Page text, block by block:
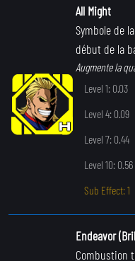
All Might
Symbole de
début de la
Augmente la
Level 1: 0.03
Level 4: 0.09
Level 7: 0.44
Level 10: 0.56
Sub Effect: 1
Endeavor
Combustion